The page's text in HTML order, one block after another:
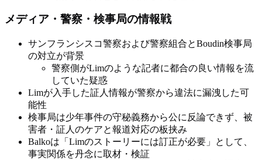
メディア・警察・検事局の情報戦
サンフランシスコ警察および警察組合とBoudin検事局
の対立が背景
警察側がLimのような記者に都合の良い情報を流
していた疑惑
Limが入手した証人情報が警察から違法に漏洩した可
能性
検事局は少年事件の守秘義務から公に反論できず、被
害者・証人のケアと報道対応の板挟み
Balkoは「Limのストーリーには訂正が必要」として、
事実関係を丹念に取材・検証